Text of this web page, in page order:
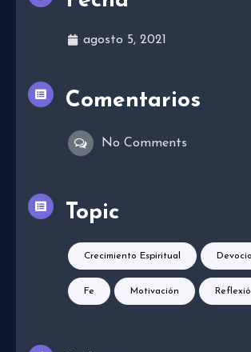
agosto 5, 2021
Comentarios
No Comments
Topic
Crecimiento Espiritual
Fe Motivación